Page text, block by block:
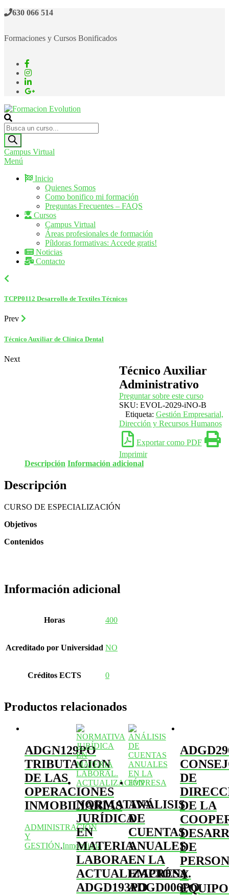
Saltar630 066 514
Formaciones y Cursos Bonificados
Formacion Evolution
Cursos de formación continua
Búsqueda
de
productos
Campus Virtual
Menú
Inicio
Quienes Somos
Como bonifico mi formación
Preguntas Frecuentes – FAQS
Cursos
Campus Virtual
Áreas profesionales de formación
Píldoras formativas: Accede gratis!
Noticias
Contacto
TCPP0112 Desarrollo de Textiles Técnicos
Prev
Técnico Auxiliar de Clínica Dental
Next
Técnico Auxiliar
Administrativo
Preguntar sobre este curso
SKU: EVOL-2029-iNO-B
Etiqueta: Gestión Empresarial,
Dirección y Recursos Humanos
Exportar como PDF
Imprimir
Descripción Información adicional
Descripción
CURSO DE ESPECIALIZACIÓN
Objetivos
Contenidos
Información adicional
Horas 400
Acreditado por Universidad NO
Créditos ECTS 0
Productos relacionados
ADGN129PO
TRIBUTACION
DE LAS
OPERACIONES
INMOBILIARIAS
ADMINISTRACIÓN
Y
GESTIÓN,Inmobiliaria
NORMATIVA
JURÍDICA
EN
MATERIA
LABORAL.
ACTUALIZACIÓN.
ADGD193PO
ANÁLISIS
DE
CUENTAS
ANUALES
EN LA
EMPRESA.
ADGD006PO
DE
DE LA
DE
Y